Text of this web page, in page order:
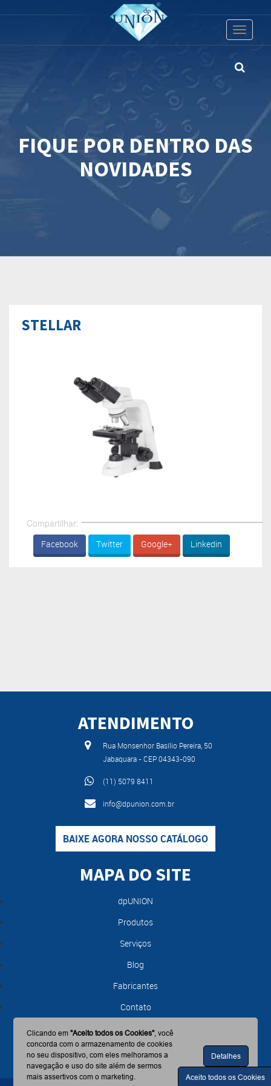
Toggle
FIQUE POR DENTRO DAS
NOVIDADES
STELLAR
Compartilhar:
Facebook Twitter Google+ Linkedin
ATENDIMENTO
Rua Monsenhor Basílio Pereira, 50
Jabaquara - CEP 04343-090
(11) 5079 8411
info@dpunion.com.br
BAIXE AGORA NOSSO CATÁLOGO
MAPA DO SITE
dpUNION
Produtos
Serviços
Blog
Fabricantes
Contato
Clicando em"Aceito todos os Cookies", você
concorda com o armazenamento de cookies
no seu dispositivo, com eles melhoramos a
navegação e uso do site além de sermos
mais assertivos com o marketing.
Detalhes
Aceito todos os Cookies